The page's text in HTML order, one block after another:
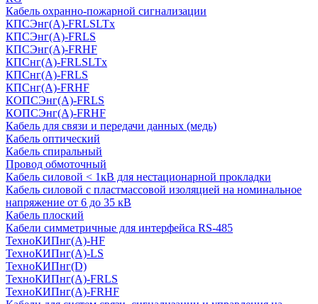
Кабель охранно-пожарной сигнализации
КПСЭнг(А)-FRLSLTx
КПСЭнг(А)-FRLS
КПСЭнг(А)-FRHF
КПСнг(А)-FRLSLTx
КПСнг(А)-FRLS
КПСнг(А)-FRHF
КОПСЭнг(А)-FRLS
КОПСЭнг(А)-FRHF
Кабель для связи и передачи данных (медь)
Кабель оптический
Кабель спиральный
Провод обмоточный
Кабель силовой < 1кВ для нестационарной прокладки
Кабель силовой с пластмассовой изоляцией на номинальное
напряжение от 6 до 35 кВ
Кабель плоский
Кабели симметричные для интерфейса RS-485
ТеxноКИПнг(A)-HF
ТеxноКИПнг(A)-LS
ТеxноКИПнг(D)
ТехноКИПнг(A)-FRLS
ТехноКИПнг(A)-FRHF